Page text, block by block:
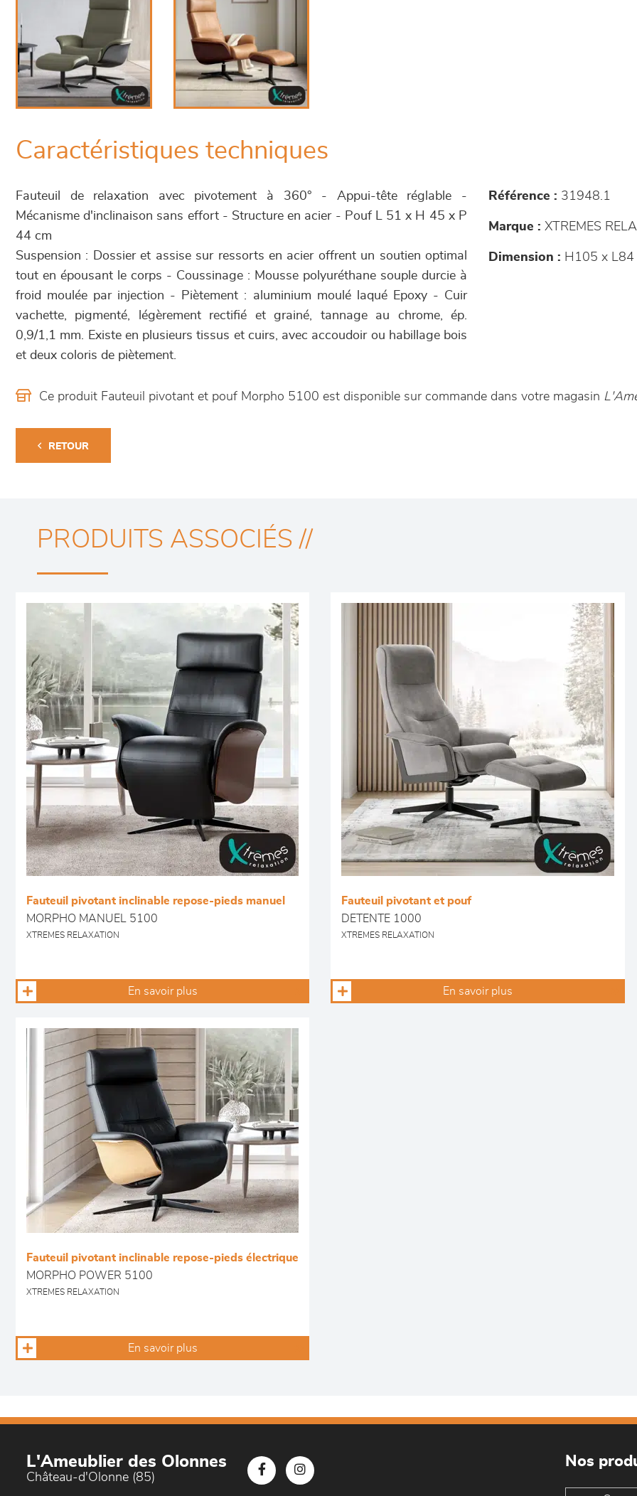
Caractéristiques techniques
Fauteuil de relaxation avec pivotement à 360° - Appui-tête réglable -
Mécanisme d'inclinaison sans effort - Structure en acier - Pouf L 51 x H 45 x P
44 cm
Suspension : Dossier et assise sur ressorts en acier offrent un soutien optimal
tout en épousant le corps - Coussinage : Mousse polyuréthane souple durcie à
froid moulée par injection - Piètement : aluminium moulé laqué Epoxy - Cuir
vachette, pigmenté, légèrement rectifié et grainé, tannage au chrome, ép.
0,9/1,1 mm. Existe en plusieurs tissus et cuirs, avec accoudoir ou habillage bois
et deux coloris de piètement.
Référence : 31948.1
Marque : XTREMES
Dimension : H105 x L84
Ce produit Fauteuil pivotant et pouf Morpho 5100 est disponible sur commande dans votre magasin
RETOUR
PRODUITS ASSOCIÉS //
Fauteuil pivotant inclinable repose-pieds manuel
MORPHO MANUEL 5100
XTREMES RELAXATION
En savoir plus
Fauteuil pivotant et pouf
DETENTE 1000
XTREMES RELAXATION
En savoir plus
Fauteuil pivotant inclinable repose-pieds électrique
MORPHO POWER 5100
XTREMES RELAXATION
En savoir plus
L'Ameublier des Olonnes
Château-d'Olonne (85)
Nos